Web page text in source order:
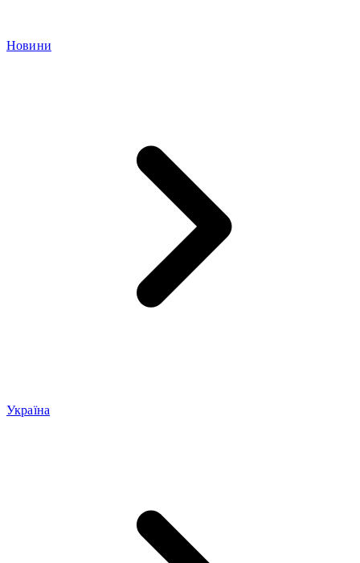
Новини
Україна